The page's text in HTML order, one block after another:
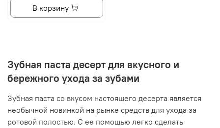
В корзину
Зубная паста десерт для вкусного и
бережного ухода за зубами
Зубная паста со вкусом настоящего десерта является
необычной новинкой на рынке средств для ухода за
ротовой полостью. С ее помощью легко сделать